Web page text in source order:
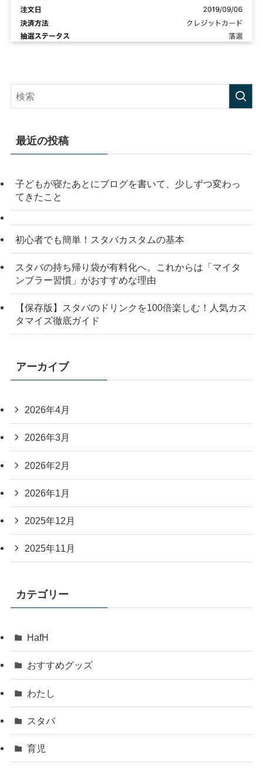
最近の投稿
子どもが寝たあとにブログを書いて、少しずつ変わっ
てきたこと
初心者でも簡単！スタバカスタムの基本
スタバの持ち帰り袋が有料化へ。これからは「マイタ
ンブラー習慣」がおすすめな理由
【保存版】スタバのドリンクを100倍楽しむ！人気カス
タマイズ徹底ガイド
アーカイブ
2026年4月
2026年3月
2026年2月
2026年1月
2025年12月
2025年11月
カテゴリー
HafH
おすすめグッズ
わたし
スタバ
育児